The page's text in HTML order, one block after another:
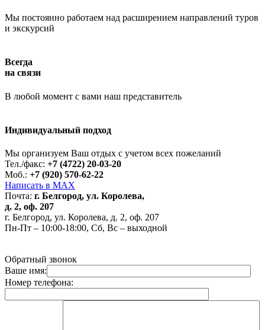
Мы постоянно работаем над расширением направлений туров
и экскурсий
Всегда
на связи
В любой момент с вами наш представитель
Индивидуальный подход
Мы организуем Ваш отдых с учетом всех пожеланий
Тел./факс: +7 (4722) 20-03-20
Моб.: +7 (920) 570-62-22
Написать в MAX
Почта: г. Белгород, ул. Королева,
д. 2, оф. 207
г. Белгород, ул. Королева, д. 2, оф. 207
Пн-Пт – 10:00-18:00, Сб, Вс – выходной
Обратный звонок
Ваше имя:
Номер телефона: